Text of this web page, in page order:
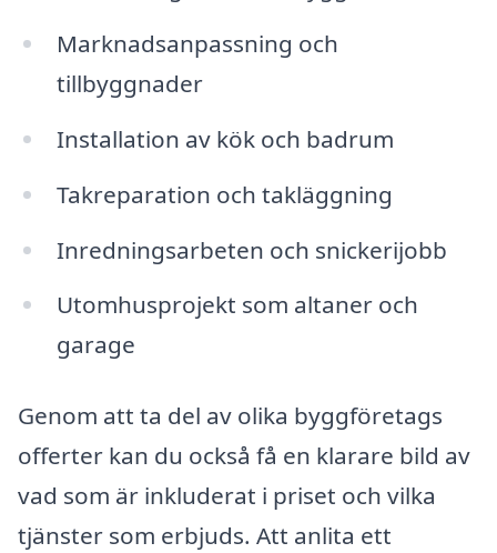
Marknadsanpassning och
tillbyggnader
Installation av kök och badrum
Takreparation och takläggning
Inredningsarbeten och snickerijobb
Utomhusprojekt som altaner och
garage
Genom att ta del av olika byggföretags
offerter kan du också få en klarare bild av
vad som är inkluderat i priset och vilka
tjänster som erbjuds. Att anlita ett